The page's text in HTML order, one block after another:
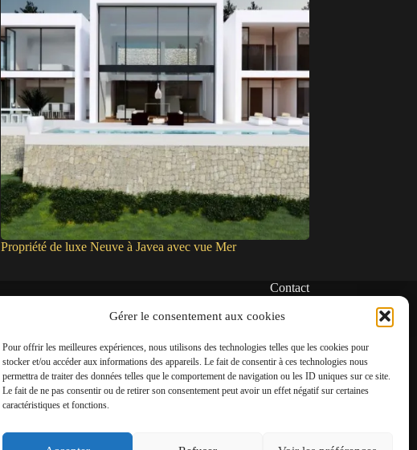
Gérer le consentement aux cookies
Pour offrir les meilleures expériences, nous utilisons des technologies telles que les cookies pour
stocker et/ou accéder aux informations des appareils. Le fait de consentir à ces technologies nous
permettra de traiter des données telles que le comportement de navigation ou les ID uniques sur ce site.
Le fait de ne pas consentir ou de retirer son consentement peut avoir un effet négatif sur certaines
caractéristiques et fonctions.
Propriété de luxe Neuve à Javea avec vue Mer
Contact
✆06 22 39 73 24
✉contact@amgh-immobilier.com